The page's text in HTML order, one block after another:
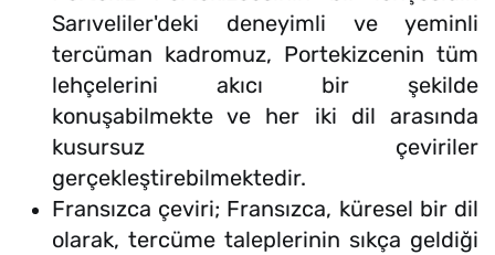
Sarıveliler'deki deneyimli ve yeminli
tercüman kadromuz, Portekizcenin tüm
lehçelerini akıcı bir şekilde
konuşabilmekte ve her iki dil arasında
kusursuz çeviriler
gerçekleştirebilmektedir.
Fransızca çeviri; Fransızca, küresel bir dil
olarak, tercüme taleplerinin sıkça geldiği